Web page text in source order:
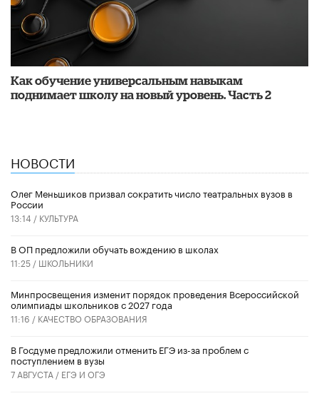
​Как обучение универсальным навыкам
поднимает школу на новый уровень. Часть 2
НОВОСТИ
Олег Меньшиков призвал сократить число театральных вузов в
России
13:14 / КУЛЬТУРА
В ОП предложили обучать вождению в школах
11:25 / ШКОЛЬНИКИ
Минпросвещения изменит порядок проведения Всероссийской
олимпиады школьников с 2027 года
11:16 / КАЧЕСТВО ОБРАЗОВАНИЯ
В Госдуме предложили отменить ЕГЭ из-за проблем с
поступлением в вузы
7 АВГУСТА / ЕГЭ И ОГЭ